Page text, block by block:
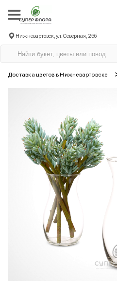
Нижневартовск, ул. Северная, 25б
Доставка цветов в Нижневартовске